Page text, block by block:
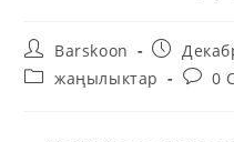
Barskoon
жаңылыктар
0